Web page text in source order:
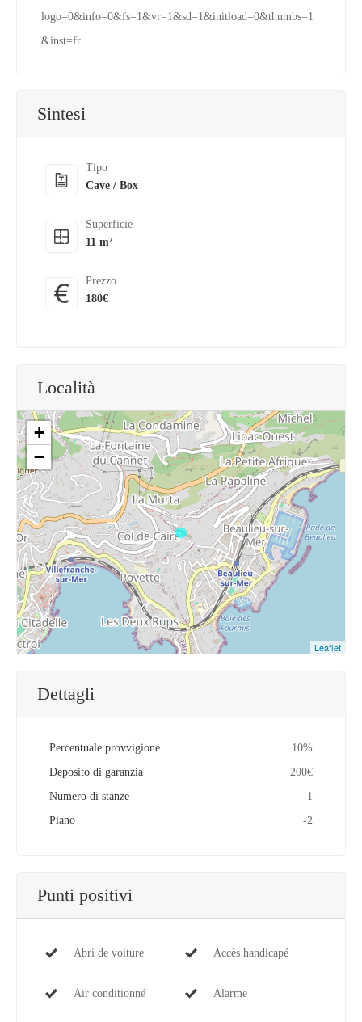
logo=0&info=0&fs=1&vr=1&sd=1&initload=0&thumbs=1
&inst=fr
Sintesi
Tipo
Cave / Box
Superficie
11 m²
Prezzo
180€
Località
+
−
Leaflet
Dettagli
Percentuale provvigione
10%
Deposito di garanzia
200€
Numero di stanze
1
Piano
-2
Punti positivi
Abri de voiture Accès handicapé
Air conditionné Alarme